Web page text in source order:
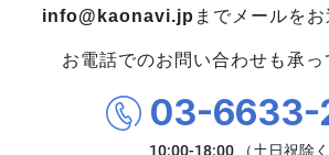
info@kaonavi.jp までメールをお
お電話でのお問い合わせも承っ
03-6633-